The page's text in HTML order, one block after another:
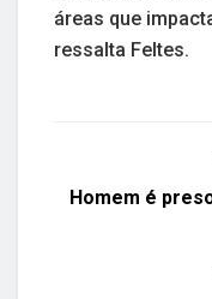
áreas que
ressalta Feltes.
Homem é